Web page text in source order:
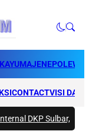
MAJENE
CONTACTVISI DAN
DKP Sulbar,